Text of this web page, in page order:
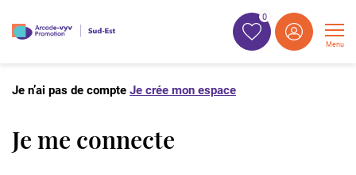
0
Menu
Je n’ai pas de compte Je crée mon espace
Je me connecte